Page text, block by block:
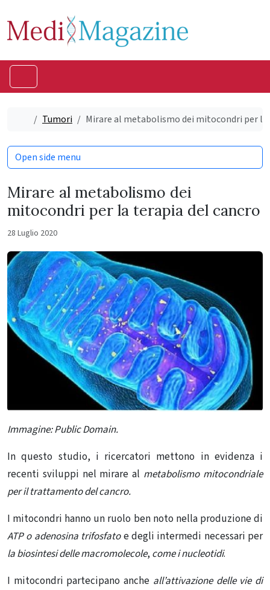
HomeTumori Mirare al metabolismo dei mitocondri per
Mirare al metabolismo dei
mitocondri per la terapia del cancro
28 Luglio 2020
Immagine: Public Domain.
In questo studio, i ricercatori mettono in evidenza i
recenti sviluppi nel mirare al metabolismo mitocondriale
per il trattamento del cancro.
I mitocondri hanno un ruolo ben noto nella produzione di
ATP o adenosina trifosfatoe degli intermedi necessari per
la biosintesi delle macromolecole, come i nucleotidi.
I mitocondri partecipano anche all’attivazione delle vie di
Open side menu